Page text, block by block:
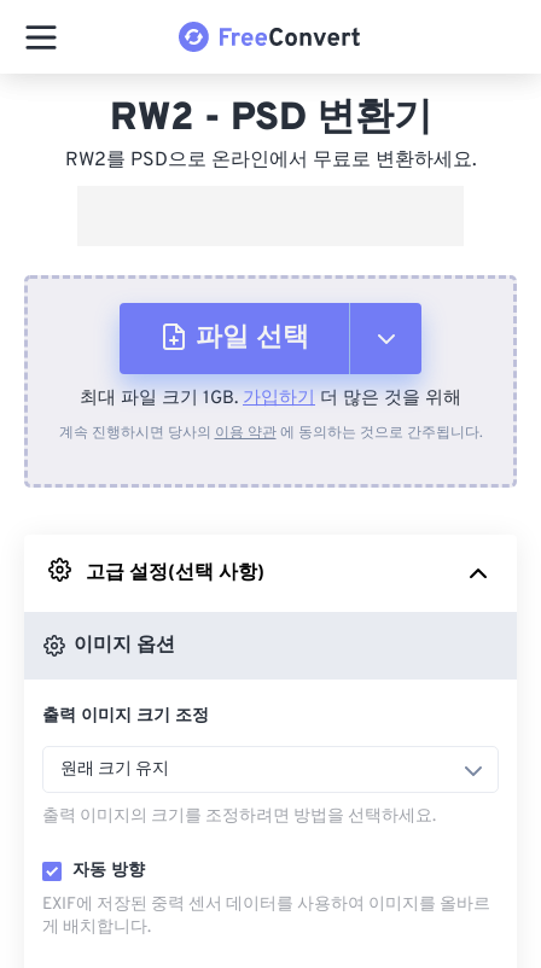
RW2 - PSD 변환기
RW2를 PSD으로 온라인에서 무료로 변환하세요.
파일 선택
장치에서
Google 드라이브에서
최대 파일 크기 1GB. 가입하기 더 많은 것을 위해
계속 진행하시면 당사의 이용 약관에 동의하는 것으로 간주됩니다.
고급 설정(선택 사항)
이미지 옵션
출력 이미지 크기 조정
원래 크기 유지
출력 이미지의 크기를 조정하려면 방법을 선택하세요.
자동 방향
EXIF에 저장된 중력 센서 데이터를 사용하여 이미지를 올바르
게 배치합니다.